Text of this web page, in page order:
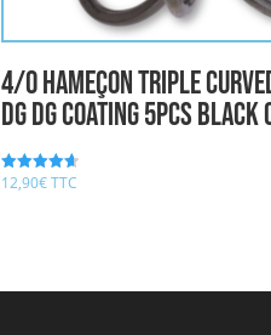
4/0 Hameçon Triple
DG DG coating 5pcs BLACK
Note
12,90€ TTC